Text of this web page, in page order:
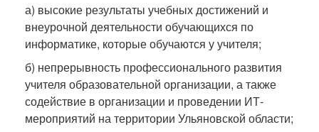
а) высокие результаты учебных достижений и
внеурочной деятельности обучающихся по
информатике, которые обучаются у учителя;
б) непрерывность профессионального развития
учителя образовательной организации, а также
содействие в организации и проведении ИТ-
мероприятий на территории Ульяновской области;